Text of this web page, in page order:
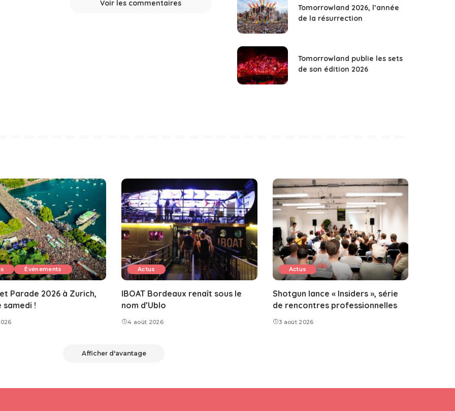
Voir les commentaires
Tomorrowland 2026, l’année
de la résurrection
Tomorrowland publie les sets
de son édition 2026
Événements
Parade 2026 à Zurich,
samedi !
Actus
IBOAT Bordeaux renaît sous le
nom d’Ublo
4 août 2026
Actus
Shotgun lance « Insiders », série
de rencontres professionnelles
3 août 2026
Afficher d'avantage